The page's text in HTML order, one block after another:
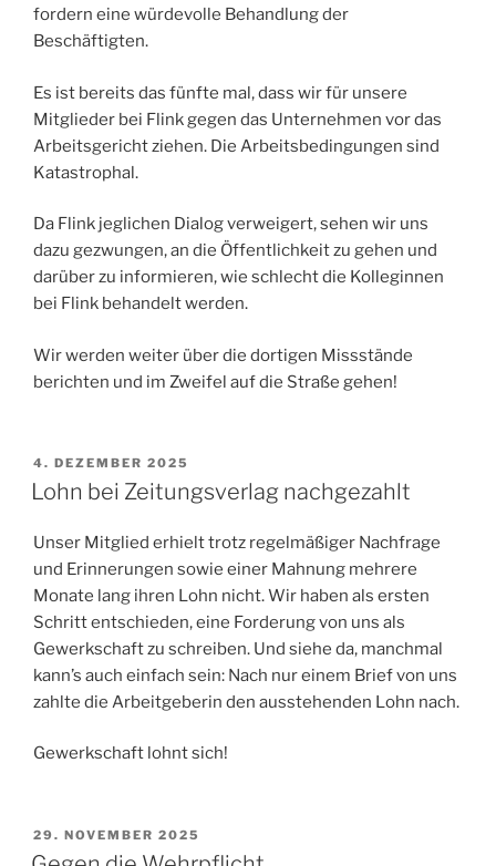
fordern eine würdevolle Behandlung der
Beschäftigten.
Es ist bereits das fünfte mal, dass wir für unsere
Mitglieder bei Flink gegen das Unternehmen vor das
Arbeitsgericht ziehen. Die Arbeitsbedingungen sind
Katastrophal.
Da Flink jeglichen Dialog verweigert, sehen wir uns
dazu gezwungen, an die Öffentlichkeit zu gehen und
darüber zu informieren, wie schlecht die Kolleginnen
bei Flink behandelt werden.
Wir werden weiter über die dortigen Missstände
berichten und im Zweifel auf die Straße gehen!
VERÖFFENTLICHT
AM
4. DEZEMBER 2025
Lohn bei Zeitungsverlag nachgezahlt
Unser Mitglied erhielt trotz regelmäßiger Nachfrage
und Erinnerungen sowie einer Mahnung mehrere
Monate lang ihren Lohn nicht. Wir haben als ersten
Schritt entschieden, eine Forderung von uns als
Gewerkschaft zu schreiben. Und siehe da, manchmal
kann’s auch einfach sein: Nach nur einem Brief von uns
zahlte die Arbeitgeberin den ausstehenden Lohn nach.
Gewerkschaft lohnt sich!
VERÖFFENTLICHT
AM
29. NOVEMBER 2025